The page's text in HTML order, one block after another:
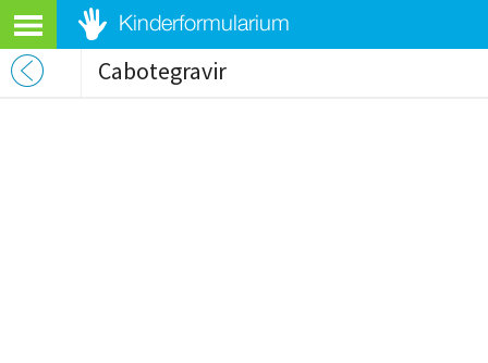
Cabotegravir